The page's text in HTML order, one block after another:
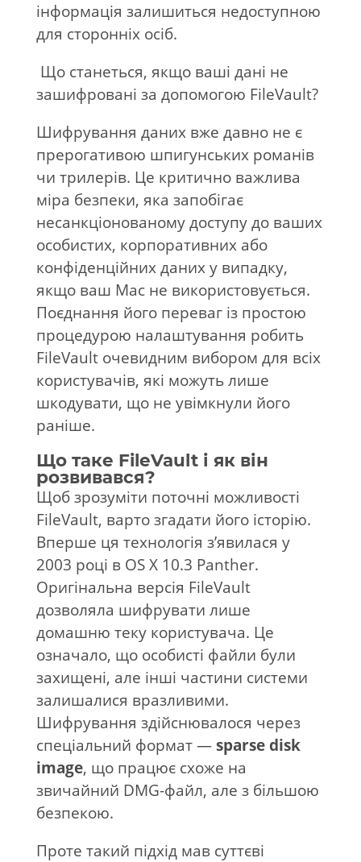
інформація залишиться недоступною
для сторонніх осіб.
Що станеться, якщо ваші дані не
зашифровані за допомогою FileVault?
Шифрування даних вже давно не є
прерогативою шпигунських романів
чи трилерів. Це критично важлива
міра безпеки, яка запобігає
несанкціонованому доступу до ваших
особистих, корпоративних або
конфіденційних даних у випадку,
якщо ваш Mac не використовується.
Поєднання його переваг із простою
процедурою налаштування робить
FileVault очевидним вибором для всіх
користувачів, які можуть лише
шкодувати, що не увімкнули його
раніше.
Що таке FileVault і як він
розвивався?
Щоб зрозуміти поточні можливості
FileVault, варто згадати його історію.
Вперше ця технологія з’явилася у
2003 році в OS X 10.3 Panther.
Оригінальна версія FileVault
дозволяла шифрувати лише
домашню теку користувача. Це
означало, що особисті файли були
захищені, але інші частини системи
залишалися вразливими.
Шифрування здійснювалося через
спеціальний формат — sparse disk
image, що працює схоже на
звичайний DMG-файл, але з більшою
безпекою.
Проте такий підхід мав суттєві